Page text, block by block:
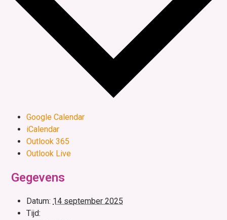
Google Calendar
iCalendar
Outlook 365
Outlook Live
Gegevens
Datum: 14 september 2025
Tijd: